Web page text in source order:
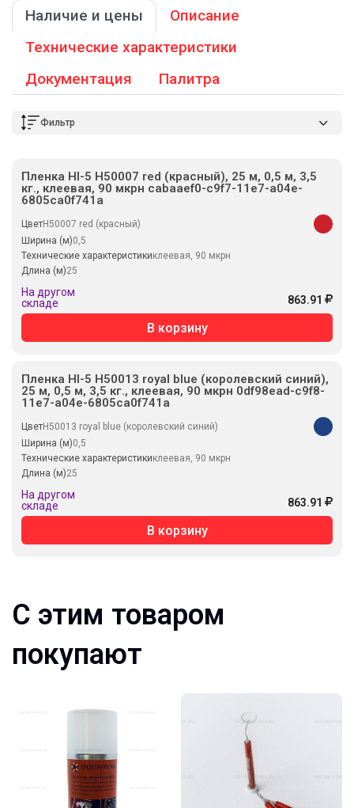
Наличие и цены
Описание
Технические характеристики
Документация
Палитра
Фильтр
Пленка HI-5 H50007 red (красный), 25 м, 0,5 м, 3,5
кг., клеевая, 90 мкрн cabaaef0-c9f7-11e7-a04e-
6805ca0f741a
ЦветH50007 red (красный)
Ширина (м)0,5
Технические характеристикиклеевая, 90 мкрн
Длина (м)25
На другом
складе
863.91
В корзину
Пленка HI-5 H50013 royal blue (королевский синий),
25 м, 0,5 м, 3,5 кг., клеевая, 90 мкрн 0df98ead-c9f8-
11e7-a04e-6805ca0f741a
ЦветH50013 royal blue (королевский синий)
Ширина (м)0,5
Технические характеристикиклеевая, 90 мкрн
Длина (м)25
На другом
складе
863.91
В корзину
С этим товаром
покупают